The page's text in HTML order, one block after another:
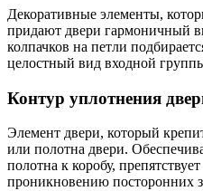
Декоративные элементы,
придают двери гармоничный
колпачков на петли
целостный вид входной
Контур уплотнения
Элемент двери, который
или полотна двери.
полотна к коробу,
проникновению посторонних